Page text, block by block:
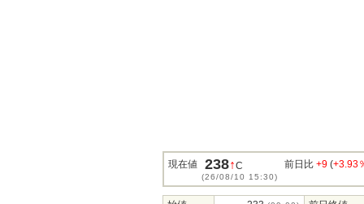
現在値 238↑C
(26/08/10 15:30)
前日比 +9 (+3.93